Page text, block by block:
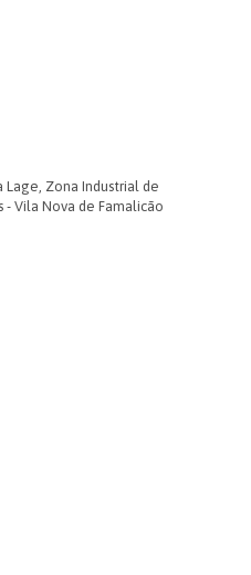
Lage, Zona Industrial de
- Vila Nova de Famalicão